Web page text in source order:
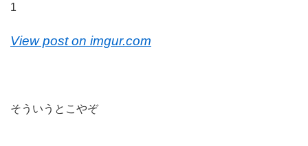
1
View post on imgur.com
そういうとこやぞ